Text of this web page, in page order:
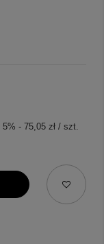
5% - 75,05 zł/ szt.